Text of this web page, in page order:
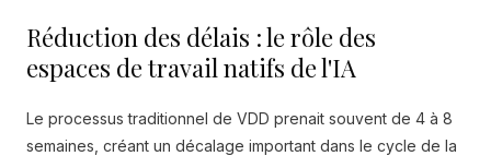
Réduction des délais : le rôle des
espaces de travail natifs de l'IA
Le processus traditionnel de VDD prenait souvent de 4 à 8
semaines, créant un décalage important dans le cycle de la